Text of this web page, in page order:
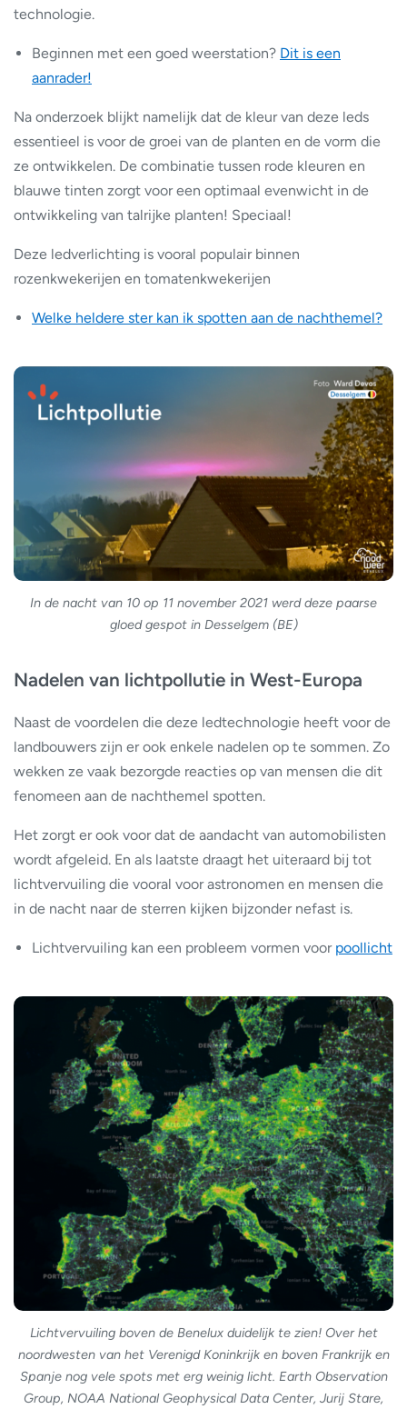
technologie.
Beginnen met een goed weerstation? Dit is een
aanrader!
Na onderzoek blijkt namelijk dat de kleur van deze leds
essentieel is voor de groei van de planten en de vorm die
ze ontwikkelen. De combinatie tussen rode kleuren en
blauwe tinten zorgt voor een optimaal evenwicht in de
ontwikkeling van talrijke planten! Speciaal!
Deze ledverlichting is vooral populair binnen
rozenkwekerijen en tomatenkwekerijen
Welke heldere ster kan ik spotten aan de nachthemel?
In de nacht van 10 op 11 november 2021 werd deze paarse
gloed gespot in Desselgem (BE)
Nadelen van lichtpollutie in West-Europa
Naast de voordelen die deze ledtechnologie heeft voor de
landbouwers zijn er ook enkele nadelen op te sommen. Zo
wekken ze vaak bezorgde reacties op van mensen die dit
fenomeen aan de nachthemel spotten.
Het zorgt er ook voor dat de aandacht van automobilisten
wordt afgeleid. En als laatste draagt het uiteraard bij tot
lichtvervuiling die vooral voor astronomen en mensen die
in de nacht naar de sterren kijken bijzonder nefast is.
Lichtvervuiling kan een probleem vormen voor poollicht
Lichtvervuiling boven de Benelux duidelijk te zien! Over het
noordwesten van het Verenigd Koninkrijk en boven Frankrijk en
Spanje nog vele spots met erg weinig licht. Earth Observation
Group, NOAA National Geophysical Data Center, Jurij Stare,